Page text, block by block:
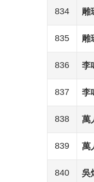
834 雕
835 雕
836 李
837 李
838 萬
839 萬
840 吳